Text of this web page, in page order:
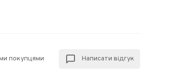
покупцями Написати відгук